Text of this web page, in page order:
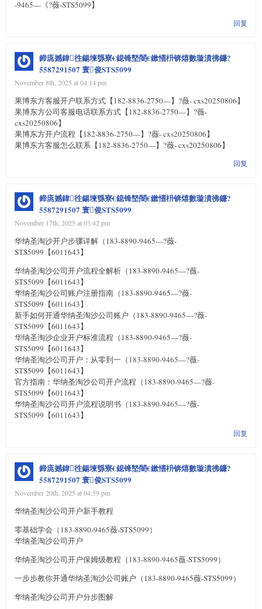
-9465—《?薇-STS5099】
回复
鍗庣撼鍏徃鍚堜綔寮€鎴锋墍闇€鏉愭枡锛熺數璇濆彿鐮?
5587291507 寰俊STS5099
November 8th, 2025 at 04:14 pm
果博东方客服开户联系方式【182-8836-2750—】?薇- cxs20250806】
果博东方公司客服电话联系方式【182-8836-2750—】?薇-
cxs20250806】
果博东方开户流程【182-8836-2750—】?薇- cxs20250806】
果博东方客服怎么联系【182-8836-2750—】?薇- cxs20250806】
回复
鍗庣撼鍏徃鍚堜綔寮€鎴锋墍闇€鏉愭枡锛熺數璇濆彿鐮?
5587291507 寰俊STS5099
November 17th, 2025 at 03:42 pm
华纳圣淘沙开户步骤详解（183-8890-9465—?薇-
STS5099【6011643】
华纳圣淘沙公司开户流程全解析（183-8890-9465—?薇-
STS5099【6011643】
华纳圣淘沙公司账户注册指南（183-8890-9465—?薇-
STS5099【6011643】
新手如何开通华纳圣淘沙公司账户（183-8890-9465—?薇-
STS5099【6011643】
华纳圣淘沙企业开户标准流程（183-8890-9465—?薇-
STS5099【6011643】
华纳圣淘沙公司开户：从零到一（183-8890-9465—?薇-
STS5099【6011643】
官方指南：华纳圣淘沙公司开户流程（183-8890-9465—?薇-
STS5099【6011643】
华纳圣淘沙公司开户流程说明书（183-8890-9465—?薇-
STS5099【6011643】
回复
鍗庣撼鍏徃鍚堜綔寮€鎴锋墍闇€鏉愭枡锛熺數璇濆彿鐮?
5587291507 寰俊STS5099
November 20th, 2025 at 04:59 pm
华纳圣淘沙公司开户新手教程
零基础学会（183-8890-9465薇-STS5099）
华纳圣淘沙公司开户
华纳圣淘沙公司开户保姆级教程（183-8890-9465薇-STS5099）
一步步教你开通华纳圣淘沙公司账户（183-8890-9465薇-STS5099）
华纳圣淘沙公司开户分步图解